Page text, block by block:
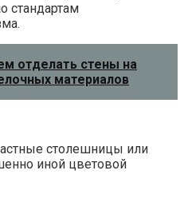
стандартам
отделать стены на
материалов
столешницы или
иной цветовой